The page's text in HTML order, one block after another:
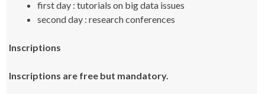
first day : tutorials on big data issues
second day : research conferences
Inscriptions
Inscriptions are free but mandatory.